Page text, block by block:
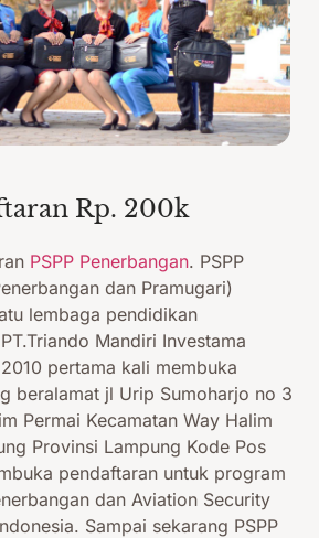
Rp. 200k
PSPP Penerbangan. PSPP
dan Pramugari)
lembaga pendidikan
Mandiri Investama
pertama kali membuka
beralamat jl Urip Sumoharjo no 3
Permai Kecamatan Way Halim
Provinsi Lampung Kode Pos
pendaftaran untuk program
dan Aviation Security
Sampai sekarang PSPP